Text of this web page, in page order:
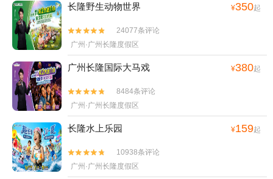
长隆野生动物世界 ¥350起


24077条评论
广州·广州长隆度假区
广州长隆国际大马戏 ¥380起


8484条评论
广州·广州长隆度假区
长隆水上乐园 ¥159起


10938条评论
广州·广州长隆度假区